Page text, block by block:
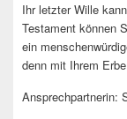
Ihr letzter Wille
Testament können
ein
denn mit Ihrem
Ansprechpartnerin: